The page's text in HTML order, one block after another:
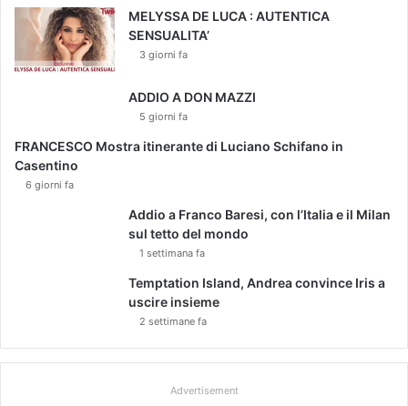
MELYSSA DE LUCA : AUTENTICA
SENSUALITA’
3 giorni fa
ADDIO A DON MAZZI
5 giorni fa
FRANCESCO Mostra itinerante di Luciano Schifano in
Casentino
6 giorni fa
Addio a Franco Baresi, con l’Italia e il Milan
sul tetto del mondo
1 settimana fa
Temptation Island, Andrea convince Iris a
uscire insieme
2 settimane fa
Advertisement